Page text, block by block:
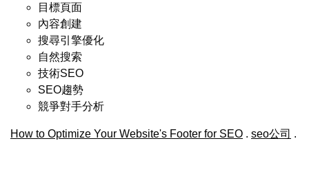
目標頁面
內容創建
搜尋引擎優化
自然搜索
技術SEO
SEO趨勢
競爭對手分析
How to Optimize Your Website's Footer for SEO . seo公司 .